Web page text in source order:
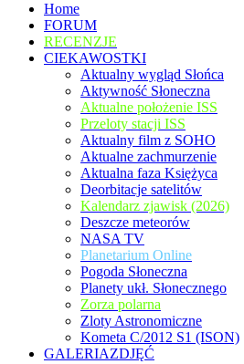
Home
FORUM
RECENZJE
CIEKAWOSTKI
Aktualny wygląd Słońca
Aktywność Słoneczna
Aktualne położenie ISS
Przeloty stacji ISS
Aktualny film z SOHO
Aktualne zachmurzenie
Aktualna faza Księżyca
Deorbitacje satelitów
Kalendarz zjawisk (2026)
Deszcze meteorów
NASA TV
Planetarium Online
Pogoda Słoneczna
Planety ukł. Słonecznego
Zorza polarna
Zloty Astronomiczne
Kometa C/2012 S1 (ISON)
GALERIAZDJĘĆ